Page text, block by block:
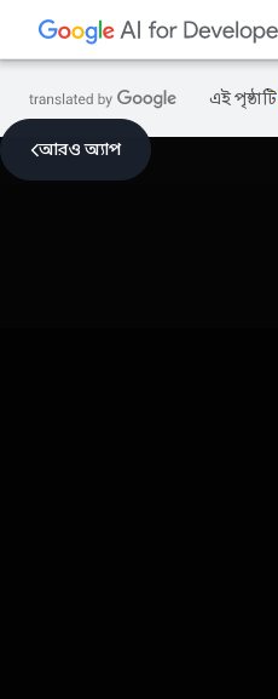
এই পৃষ্ঠাটি
আরও অ্যাপ